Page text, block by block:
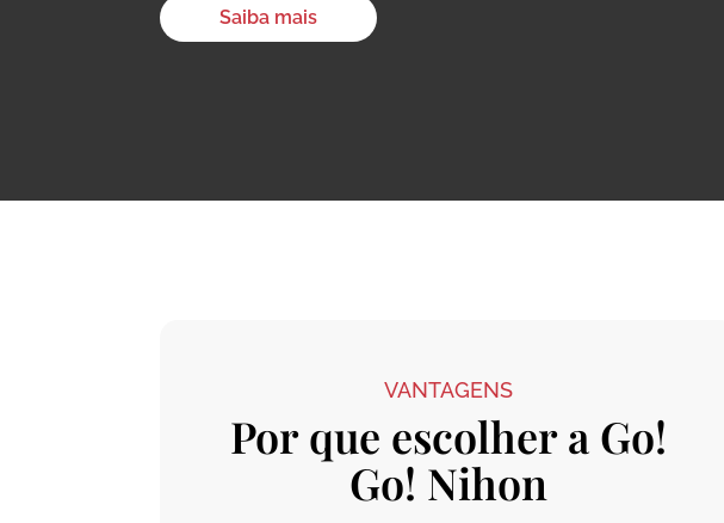
Saiba mais
VANTAGENS
Por que escolher a Go!
Go! Nihon